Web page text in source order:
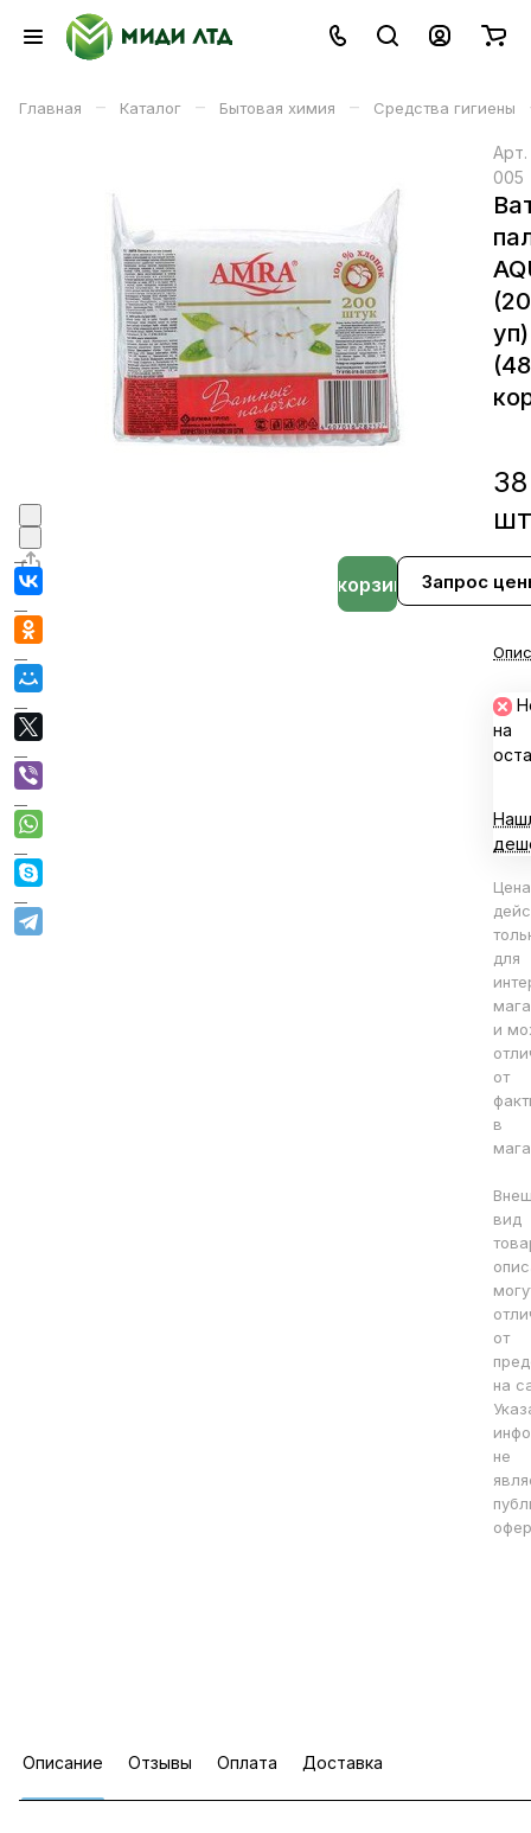
Главная – Каталог – Бытовая химия – Средства гигиены
Арт.
005
уп)
шт
Запрос
В корзине
на
Цена
для
и
от
в
вид
от
на
не
Описание Отзывы Оплата Доставка